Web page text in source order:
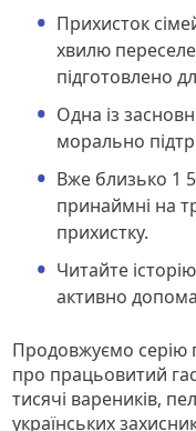
Прихисток
хвилю
підготовлено
Одна із
морально
Вже близько 1
принаймні на
прихистку.
Читайте
активно
Продовжуємо серію
про працьовитий
тисячі вареників,
українських